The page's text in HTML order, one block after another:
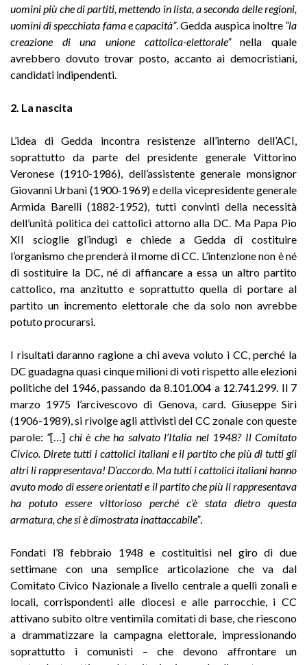
uomini più che di partiti, mettendo in lista, a seconda delle regioni,
uomini di specchiata fama e capacità”. Gedda auspica inoltre “la
creazione di una unione cattolica-elettorale”nella quale
avrebbero dovuto trovar posto, accanto ai democristiani,
candidati indipendenti.
2. La nascita
L’idea di Gedda incontra resistenze all’interno dell’ACI,
soprattutto da parte del presidente generale Vittorino
Veronese (1910-1986), dell’assistente generale monsignor
Giovanni Urbani (1900-1969) e della vicepresidente generale
Armida Barelli (1882-1952), tutti convinti della necessità
dell’unità politica dei cattolici attorno alla DC. Ma Papa Pio
XII scioglie gl’indugi e chiede a Gedda di costituire
l’organismo che prenderà il mome di CC. L’intenzione non è né
di sostituire la DC, né di affiancare a essa un altro partito
cattolico, ma anzitutto e soprattutto quella di portare al
partito un incremento elettorale che da solo non avrebbe
potuto procurarsi.
I risultati daranno ragione a chi aveva voluto i CC, perché la
DC guadagna quasi cinque milioni di voti rispetto alle elezioni
politiche del 1946, passando da 8.101.004 a 12.741.299. Il 7
marzo 1975 l’arcivescovo di Genova, card. Giuseppe Siri
(1906-1989), si rivolge agli attivisti del CC zonale con queste
parole: “[…] chi è che ha salvato l’Italia nel 1948? Il Comitato
Civico. Direte tutti i cattolici italiani e il partito che più di tutti gli
altri li rappresentava! D’accordo. Ma tutti i cattolici italiani hanno
avuto modo di essere orientati e il partito che più li rappresentava
ha potuto essere vittorioso perché c’è stata dietro questa
armatura, che si è dimostrata inattaccabile”.
Fondati l’8 febbraio 1948 e costituitisi nel giro di due
settimane con una semplice articolazione che va dal
Comitato Civico Nazionale a livello centrale a quelli zonali e
locali, corrispondenti alle diocesi e alle parrocchie, i CC
attivano subito oltre ventimila comitati di base, che riescono
a drammatizzare la campagna elettorale, impressionando
soprattutto i comunisti – che devono affrontare un